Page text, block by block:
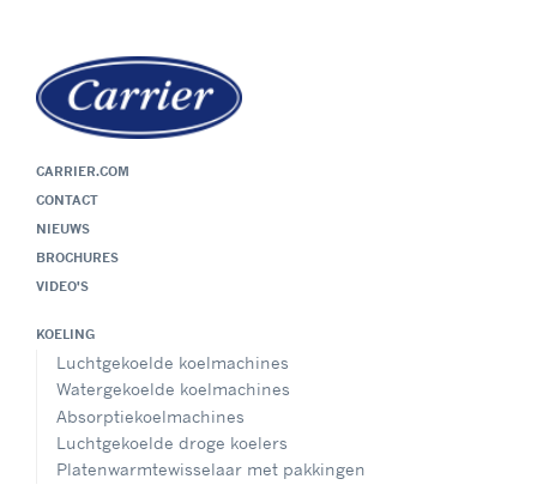
CARRIER.COM
CONTACT
NIEUWS
BROCHURES
VIDEO'S
KOELING
Luchtgekoelde koelmachines
Watergekoelde koelmachines
Absorptiekoelmachines
Luchtgekoelde droge koelers
Platenwarmtewisselaar met pakkingen